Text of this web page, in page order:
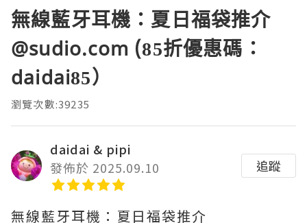
無線藍牙耳機：夏日福袋推介
@sudio.com (85折優惠碼：
daidai85）
瀏覽次數:39235
daidai & pipi
發佈於 2025.09.10
追蹤
無線藍牙耳機：夏日福袋推介